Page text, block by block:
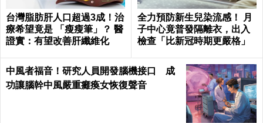
多點爆發！本土＋33例
膝蓋無力？1動作強化髕骨肌
鍵，阿公阿嬤能走能跳｜每
日健康 Health